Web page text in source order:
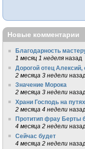
Новые комментарии
Благодарность
1 месяц 1 неделя назад
Дорогой отец Алексий,
2 месяца 3 недели назад
Значение Морока
2 месяца 3 недели назад
Храни Господь на
2 месяца 4 недели назад
Протитип фрау Берты
4 месяца 2 недели назад
Сейчас будет
4 месяца 2 недели назад